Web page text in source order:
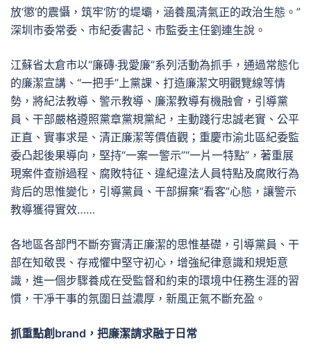
放‘懲’的震懾，筑牢‘防’的堤壩，涵養風清氣正的政治生態。”
深圳市委常委、市紀委書記、市監委主任劉連生說。
江蘇省太倉市以“廉磚·我愛廉”系列活動為抓手，通過常態化
的廉潔宣講、“一把手”上黨課、打造廉潔文明觀覽線等情
勢，將紀法教導、警示教導、廉潔教導有機融會，引導黨
員、干部嚴格遵照黨章黨規黨紀，主動踐行忠誠老實、公平
正直、實事求是、清正廉潔等價值觀；重慶市渝北區紀委監
委凸起後果導向，堅持“一案一警示”“一片一特點”，著重展
現案件查辦過程、腐敗特征、違紀違法人員特點及腐敗行為
背后的思惟變化，引導黨員、干部摒棄“看客”心態，讓警示
教導獲得實效……
各地區各部門不斷夯實清正廉潔的思惟基礎，引導黨員、干
部在知敬畏、存戒懼中堅守初心，增強紀律意識和規矩意
識，進一個步驟養成在受監督和約束的環境中任務生涯的習
慣，干凈干事的氛圍日益濃厚，新風正氣不斷充盈。
抓重點創brand，把廉潔請求融于日常